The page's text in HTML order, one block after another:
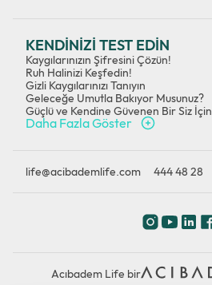
KENDİNİZİ TEST EDİN
Kaygılarınızın Şifresini Çözün!
Ruh Halinizi Keşfedin!
Gizli Kaygılarınızı Tanıyın
Geleceğe Umutla Bakıyor Musunuz?
Güçlü ve Kendine Güvenen Bir Siz İçin
Daha Fazla Göster
Acıbadem Life bir
life@acibademlife.com 444 48 28